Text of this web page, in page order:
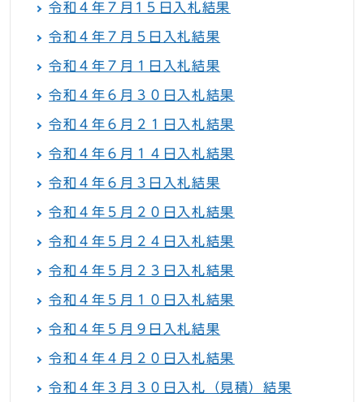
令和４年７月1５日入札結果
令和４年７月５日入札結果
令和４年７月１日入札結果
令和４年６月３０日入札結果
令和４年６月２１日入札結果
令和４年６月１４日入札結果
令和４年６月３日入札結果
令和４年５月２０日入札結果
令和４年５月２４日入札結果
令和４年５月２３日入札結果
令和４年５月１０日入札結果
令和４年５月９日入札結果
令和４年４月２０日入札結果
令和４年３月３０日入札（見積）結果